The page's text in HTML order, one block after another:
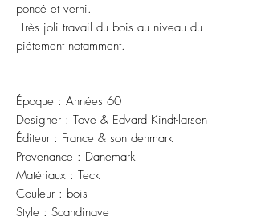
poncé et verni.
Très joli travail du bois au niveau du
piétement notamment.
Époque : Années 60
Designer : Tove & Edvard Kindt-larsen
Éditeur : France & son denmark
Provenance : Danemark
Matériaux : Teck
Couleur : bois
Style : Scandinave